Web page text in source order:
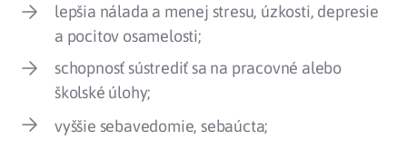
lepšia nálada a menej stresu, úzkosti, depresie
a pocitov osamelosti;
schopnosť sústrediť sa na pracovné alebo
školské úlohy;
vyššie sebavedomie, sebaúcta;